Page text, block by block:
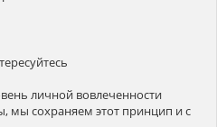
личной вовлеченности
мы сохраняем этот принцип и с